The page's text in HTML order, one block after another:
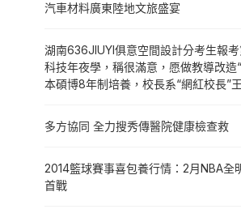
汽車材料廣東陸地文旅盛宴
湖南636JIUYI俱意空間設計分考生報
科技年夜學，稱很滿意，愿做教導改造
本碩博8年制培養，校長系“網紅校長”
多方協同 全力搜秀傳醫院健康檢查救
2014籃球賽事喜包養行情：2月NBA全
首戰